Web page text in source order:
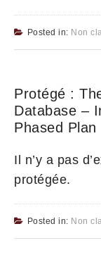
Posted in: Non
Protégé :
Database –
Phased Plan
Il n’y a pas
protégée.
Posted in: Non